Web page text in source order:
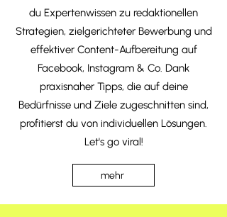
du Expertenwissen zu redaktionellen
Strategien, zielgerichteter Bewerbung und
effektiver Content-Aufbereitung auf
Facebook, Instagram & Co. Dank
praxisnaher Tipps, die auf deine
Bedürfnisse und Ziele zugeschnitten sind,
profitierst du von individuellen Lösungen.
Let's go viral!
mehr